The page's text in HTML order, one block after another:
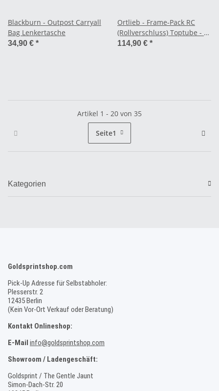
Blackburn - Outpost Carryall
Bag Lenkertasche
34,90 € *
Ortlieb - Frame-Pack RC
(Rollverschluss) Toptube - 4
L
114,90 € *
Artikel 1 - 20 von 35
Seite1
Kategorien
Goldsprintshop.com
Pick-Up Adresse für Selbstabholer:
Plesserstr. 2
12435 Berlin
(Kein Vor-Ort Verkauf oder Beratung)
Kontakt Onlineshop:
E-Mail info@goldsprintshop.com
Showroom / Ladengeschäft:
Goldsprint / The Gentle Jaunt
Simon-Dach-Str. 20